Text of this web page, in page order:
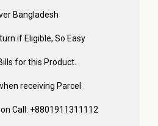
Bangladesh
if Eligible, So Easy
for this Product.
receiving Parcel
Call: +8801911311112